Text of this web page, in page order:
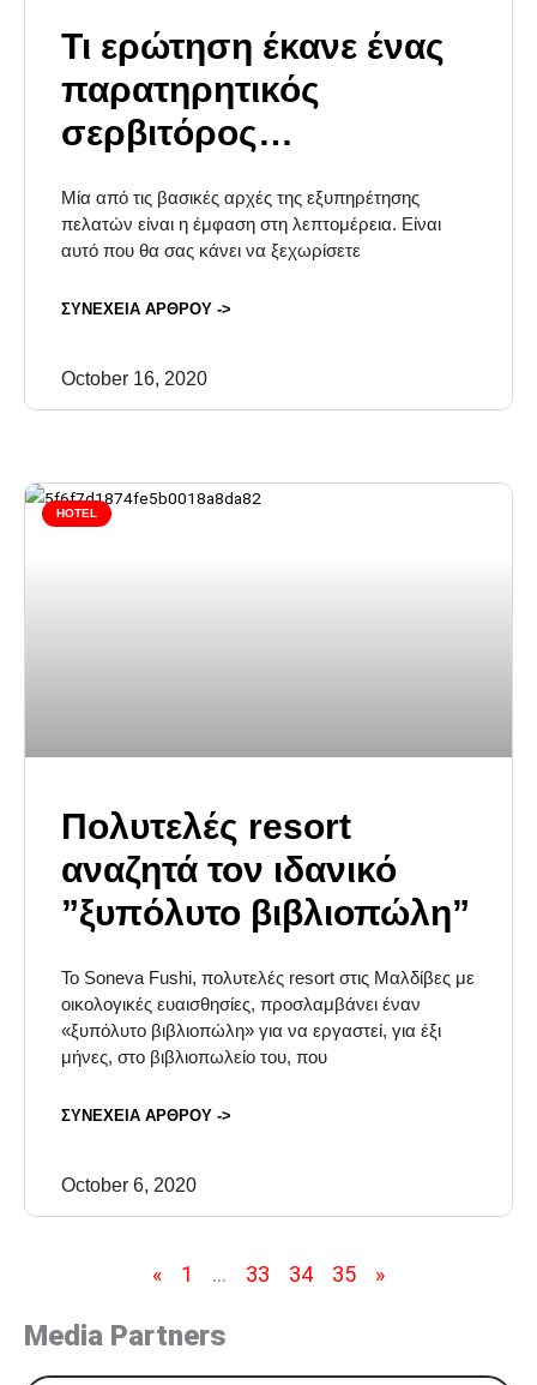
Τι ερώτηση έκανε ένας
παρατηρητικός
σερβιτόρος…
Μία από τις βασικές αρχές της εξυπηρέτησης
πελατών είναι η έμφαση στη λεπτομέρεια. Είναι
αυτό που θα σας κάνει να ξεχωρίσετε
ΣΥΝΕΧΕΙΑ ΑΡΘΡΟΥ ->
October 16, 2020
HOTEL
Πολυτελές resort
αναζητά τον ιδανικό
”ξυπόλυτο βιβλιοπώλη”
Το Soneva Fushi, πολυτελές resort στις Μαλδίβες με
οικολογικές ευαισθησίες, προσλαμβάνει έναν
«ξυπόλυτο βιβλιοπώλη» για να εργαστεί, για έξι
μήνες, στο βιβλιοπωλείο του, που
ΣΥΝΕΧΕΙΑ ΑΡΘΡΟΥ ->
October 6, 2020
« 1 … 33 34 35 »
Media Partners